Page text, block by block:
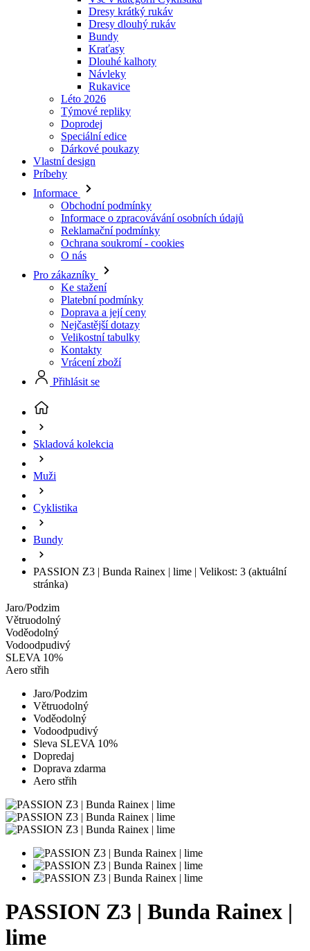
Dresy krátký rukáv
Dresy dlouhý rukáv
Bundy
Kraťasy
Dlouhé kalhoty
Návleky
Rukavice
Léto 2026
Týmové repliky
Doprodej
Speciální edice
Dárkové poukazy
Vlastní design
Príbehy
Informace
Obchodní podmínky
Informace o zpracovávání osobních údajů
Reklamační podmínky
Ochrana soukromí - cookies
O nás
Pro zákazníky
Ke stažení
Platební podmínky
Doprava a její ceny
Nejčastější dotazy
Velikostní tabulky
Kontakty
Vrácení zboží
Přihlásit se
Skladová kolekcia
Muži
Cyklistika
Bundy
PASSION Z3 | Bunda Rainex | lime | Velikost: 3 (aktuální
stránka)
Jaro/Podzim
Větruodolný
Voděodolný
Vodoodpudivý
SLEVA 10%
Aero střih
Jaro/Podzim
Větruodolný
Voděodolný
Vodoodpudivý
Sleva SLEVA 10%
Dopredaj
Doprava zdarma
Aero střih
PASSION Z3 | Bunda Rainex |
lime